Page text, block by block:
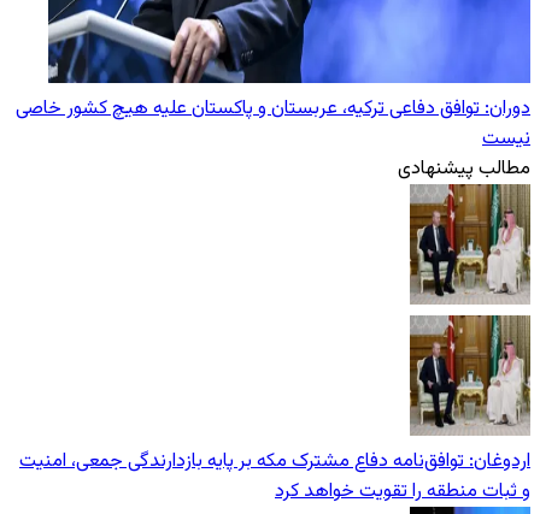
دوران: توافق دفاعی ترکیه، عربستان و پاکستان علیه هیچ کشور خاصی
نیست
مطالب پیشنهادی
اردوغان: توافق‌نامه دفاع مشترک مکه بر پایه بازدارندگی جمعی، امنیت
و ثبات منطقه را تقویت خواهد کرد